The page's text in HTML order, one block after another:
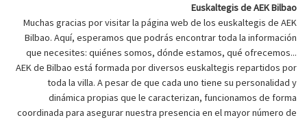
Euskaltegis de AEK Bilbao
Muchas gracias por visitar la página web de los euskaltegis de AEK
Bilbao. Aquí, esperamos que podrás encontrar toda la información
que necesites: quiénes somos, dónde estamos, qué ofrecemos...
AEK de Bilbao está formada por diversos euskaltegis repartidos por
toda la villa. A pesar de que cada uno tiene su personalidad y
dinámica propias que le caracterizan, funcionamos de forma
coordinada para asegurar nuestra presencia en el mayor número de